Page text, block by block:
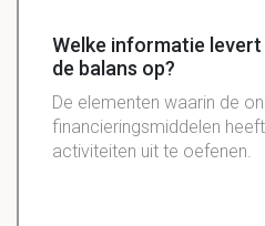
Welke informatie
de balans op?
De elementen waarin de
financieringsmiddelen heeft
activiteiten uit te oefenen.